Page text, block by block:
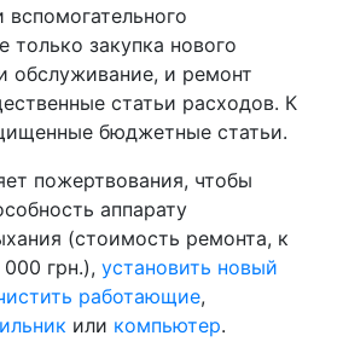
вспомогательного
только закупка нового
обслуживание, и ремонт
статьи расходов. К
бюджетные статьи.
пожертвования, чтобы
аппарату
(стоимость ремонта, к
грн.), установить новый
работающие,
или компьютер.